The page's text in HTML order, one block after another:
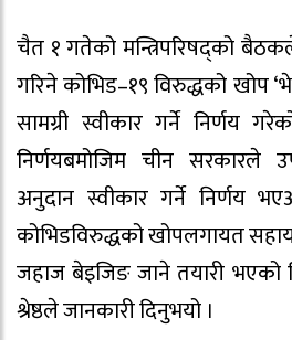
चैत १ गतेको मन्त्रिपरिषद्को बैठकले
गरिने कोभिड–१९ विरुद्धको खोप
सामग्री स्वीकार गर्ने निर्णय
निर्णयबमोजिम चीन सरकारले
अनुदान स्वीकार गर्ने निर्णय
कोभिडविरुद्धको खोपलगायत
जहाज बेइजिङ जाने तयारी भएको
श्रेष्ठले जानकारी दिनुभयो ।